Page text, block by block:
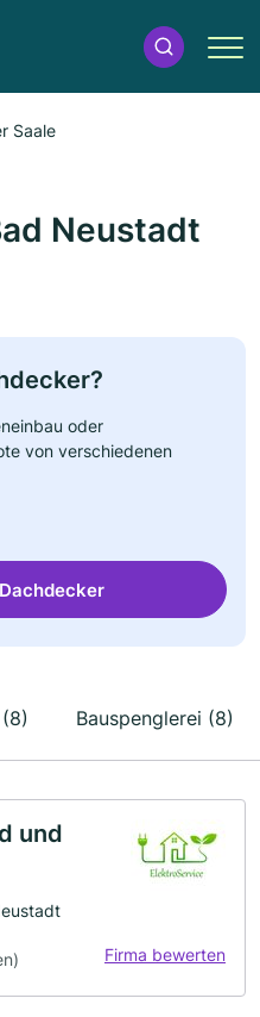
Saale
Neustadt
oder
von verschiedenen
Bauspenglerei (8)
und
Firma bewerten